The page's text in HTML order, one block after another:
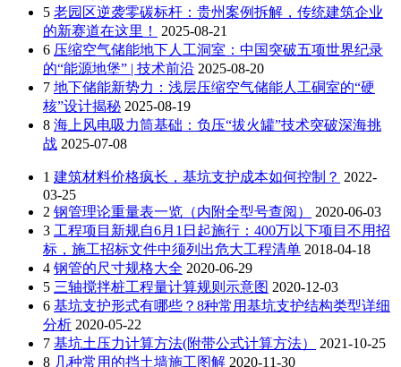
5 老园区逆袭零碳标杆：贵州案例拆解，传统建筑企业
的新赛道在这里！
2025-08-21
6 压缩空气储能地下人工洞室：中国突破五项世界纪录
的“能源地堡” | 技术前沿 2025-08-20
7 地下储能新势力：浅层压缩空气储能人工硐室的“硬
核”设计揭秘 2025-08-19
8 海上风电吸力筒基础：负压“拔火罐”技术突破深海挑
战 2025-07-08
1 建筑材料价格疯长，基坑支护成本如何控制？ 2022-
03-25
2 钢管理论重量表一览（内附全型号查阅）
2020-06-03
3 工程项目新规自6月1日起施行：400万以下项目不用招
标，施工招标文件中须列出危大工程清单 2018-04-18
4 钢管的尺寸规格大全 2020-06-29
5 三轴搅拌桩工程量计算规则示意图 2020-12-03
6 基坑支护形式有哪些？8种常用基坑支护结构类型详细
分析 2020-05-22
7 基坑土压力计算方法(附带公式计算方法）
2021-10-25
8 几种常用的挡土墙施工图解 2020-11-30